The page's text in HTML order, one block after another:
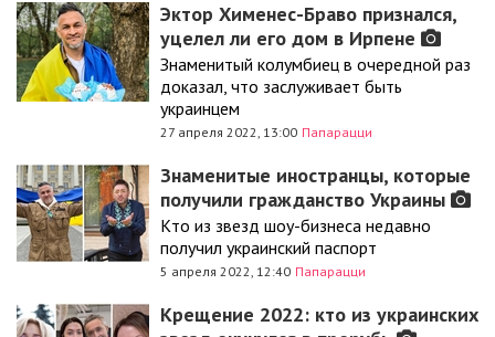
Эктор Хименес-Браво признался,
уцелел ли его дом в Ирпене
Знаменитый колумбиец в очередной раз
доказал, что заслуживает быть
украинцем
27 апреля 2022, 13:00 Папарацци
Знаменитые иностранцы, которые
получили гражданство Украины
Кто из звезд шоу-бизнеса недавно
получил украинский паспорт
5 апреля 2022, 12:40 Папарацци
Крещение 2022: кто из украинских